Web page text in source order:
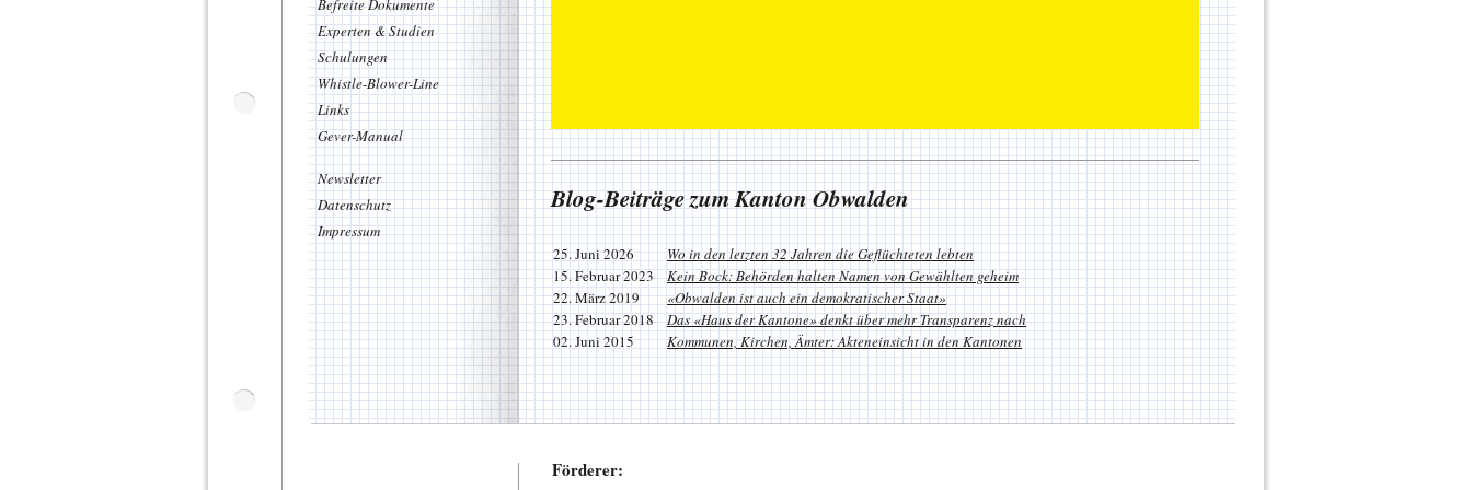
Befreite Dokumente
Experten & Studien
Schulungen
Whistle-Blower-Line
Links
Gever-Manual
Newsletter
Datenschutz
Impressum
Blog-Beiträge zum Kanton Obwalden
25. Juni 2026
Wo in den letzten 32 Jahren die Geflüchteten lebten
15. Februar 2023
Kein Bock: Behörden halten Namen von Gewählten geheim
22. März 2019
«Obwalden ist auch ein demokratischer Staat»
23. Februar 2018
Das «Haus der Kantone» denkt über mehr Transparenz nach
02. Juni 2015
Kommunen, Kirchen, Ämter: Akteneinsicht in den Kantonen
Förderer: